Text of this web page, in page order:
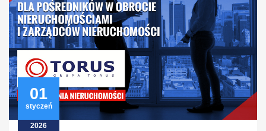
01
styczeń
2026